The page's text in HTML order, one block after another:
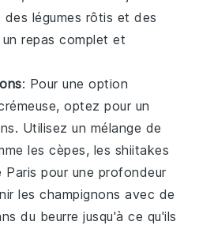
légumes rôtis et des
repas complet et
: Pour une option
optez pour un
. Utilisez un mélange de
les cèpes, les shiitakes
pour une profondeur
les champignons avec de
du beurre jusqu'à ce qu'ils